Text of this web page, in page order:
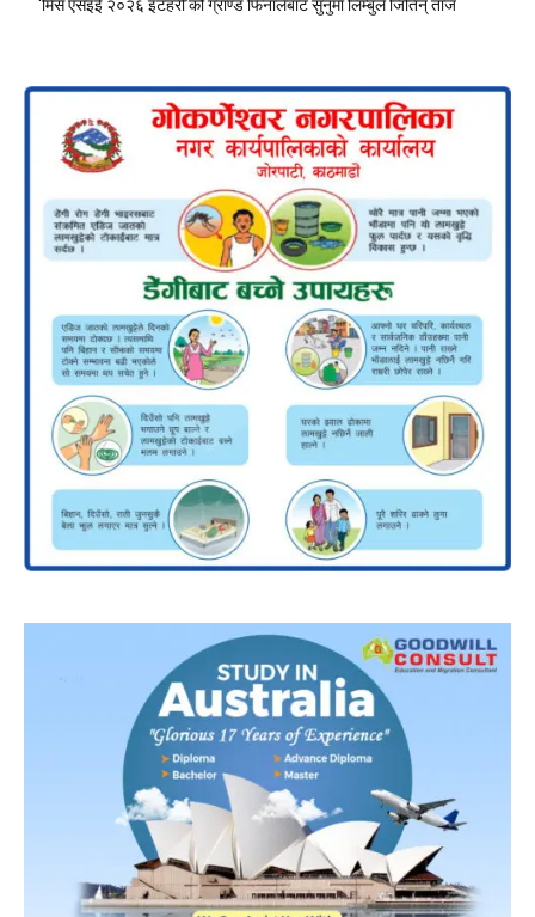
‘मिस एसइई २०२६ इटहरी’को ग्राण्ड फिनालेबाट सुनुमा लिम्बुले जितिन् ताज